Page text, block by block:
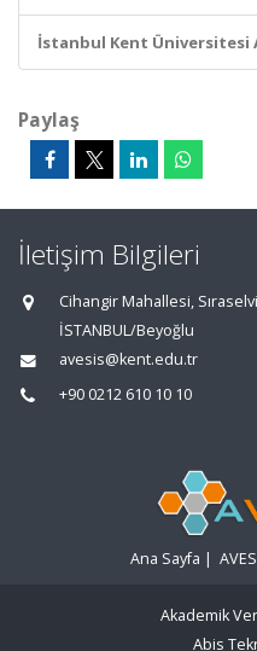
İstanbul Kent Üniversitesi
Paylaş
İletişim Bilgileri
Cihangir Mahallesi,
İSTANBUL/Beyoğlu
avesis@kent.edu.tr
+90 0212 610 10 10
Ana Sayfa |
Akademik
Abis